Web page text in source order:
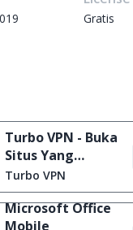
Gratis
Turbo VPN - Buka
Situs Yang
Diblokir
Turbo VPN
Microsoft Office
Mobile